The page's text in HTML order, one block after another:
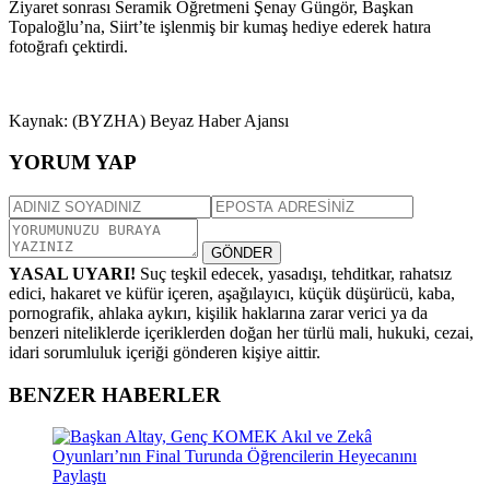
Ziyaret sonrası Seramik Öğretmeni Şenay Güngör, Başkan
Topaloğlu’na, Siirt’te işlenmiş bir kumaş hediye ederek hatıra
fotoğrafı çektirdi.
Kaynak: (BYZHA) Beyaz Haber Ajansı
YORUM YAP
GÖNDER
YASAL UYARI! Suç teşkil edecek, yasadışı, tehditkar, rahatsız
edici, hakaret ve küfür içeren, aşağılayıcı, küçük düşürücü, kaba,
pornografik, ahlaka aykırı, kişilik haklarına zarar verici ya da
benzeri niteliklerde içeriklerden doğan her türlü mali, hukuki, cezai,
idari sorumluluk içeriği gönderen kişiye aittir.
BENZER HABERLER